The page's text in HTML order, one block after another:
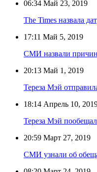
06:34 Май 23, 2019
The Times назвала
17:11 Май 5, 2019
СМИ назвали
20:13 Май 1, 2019
Тереза Мэй
18:14 Апрель 10,
Тереза Мэй
20:59 Март 27, 2019
СМИ узнали об